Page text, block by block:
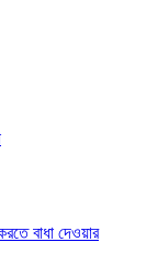
বাধা দেওয়ার